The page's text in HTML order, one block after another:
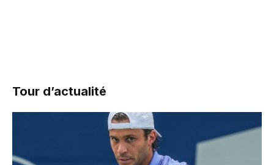
Tour d’actualité